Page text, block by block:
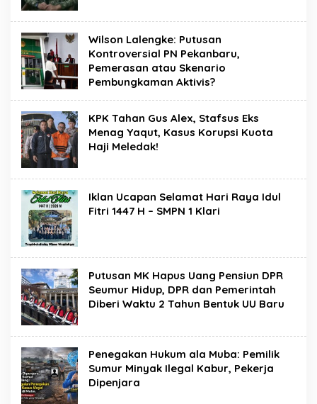
Wilson Lalengke: Putusan
Kontroversial PN Pekanbaru,
Pemerasan atau Skenario
Pembungkaman Aktivis?
KPK Tahan Gus Alex, Stafsus Eks
Menag Yaqut, Kasus Korupsi Kuota
Haji Meledak!
Iklan Ucapan Selamat Hari Raya Idul
Fitri 1447 H – SMPN 1 Klari
Putusan MK Hapus Uang Pensiun DPR
Seumur Hidup, DPR dan Pemerintah
Diberi Waktu 2 Tahun Bentuk UU Baru
Penegakan Hukum ala Muba: Pemilik
Sumur Minyak Ilegal Kabur, Pekerja
Dipenjara